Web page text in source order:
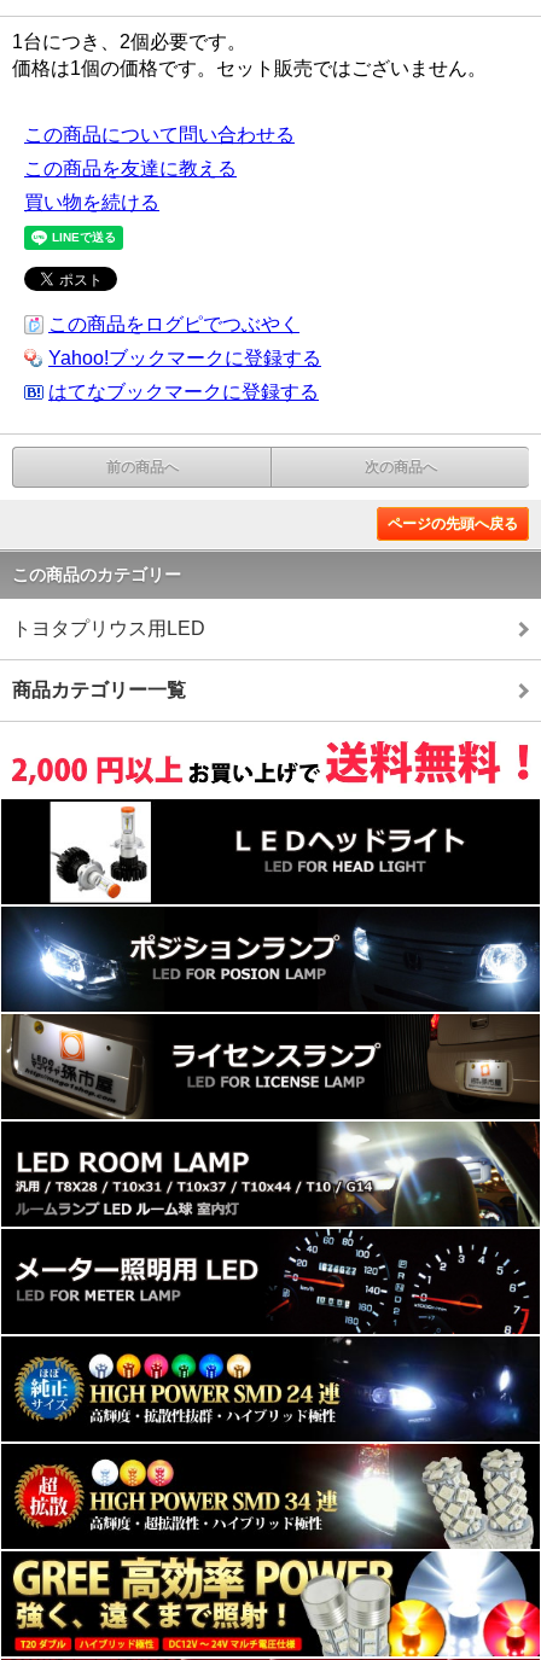
1台につき、2個必要です。
価格は1個の価格です。セット販売ではございません。
この商品について問い合わせる
この商品を友達に教える
買い物を続ける
この商品をログピでつぶやく
Yahoo!ブックマークに登録する
はてなブックマークに登録する
前の商品へ 次の商品へ
ページの先頭へ戻る
この商品のカテゴリー
トヨタプリウス用LED
商品カテゴリー一覧